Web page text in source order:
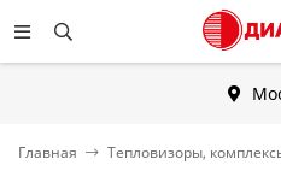
Главная Тепловизоры,